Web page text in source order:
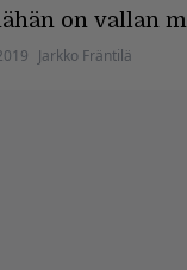
on vallan
Jarkko Fräntilä